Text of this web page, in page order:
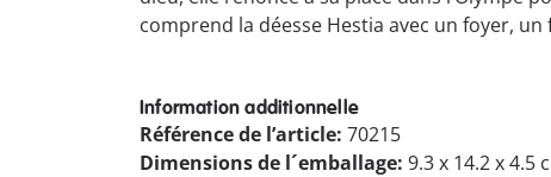
comprend la déesse Hestia avec un foyer,
Information additionnelle
Référence de l’article: 70215
Dimensions de l´emballage: 9.3 x 14.2 x 4.5